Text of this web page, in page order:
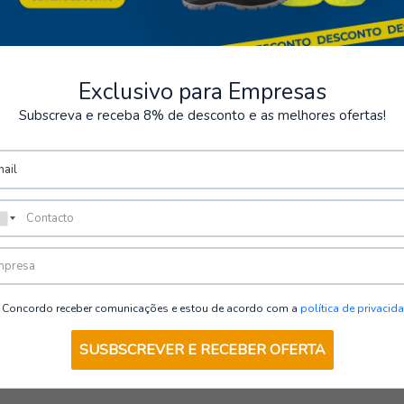
| Portwest
pode estar
Exclusivo para Empresas
Subscreva e receba 8% de desconto e as melhores ofertas!
Concordo receber comunicações e estou de acordo com a política de
SUSBSCREVER E RECEBER OFERTA